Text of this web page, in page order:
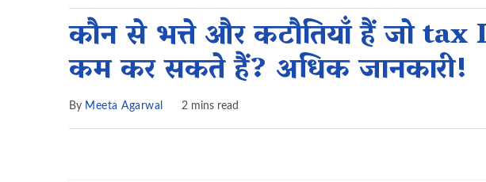
कौन से भत्ते और कटौतियाँ हैं जो
कम कर सकते हैं? अधिक जानकारी!
By Meeta Agarwal 2 mins read